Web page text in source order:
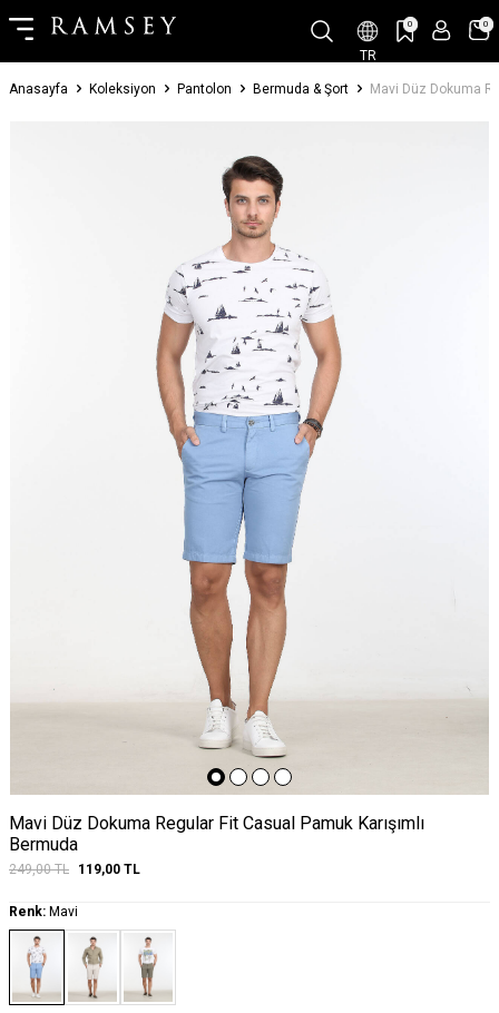
TR
0 0
Anasayfa Koleksiyon Pantolon Bermuda & Şort Mavi Düz Dokuma
Mavi Düz Dokuma Regular Fit Casual Pamuk Karışımlı
Bermuda
249,00TL 119,00 TL
Renk: Mavi